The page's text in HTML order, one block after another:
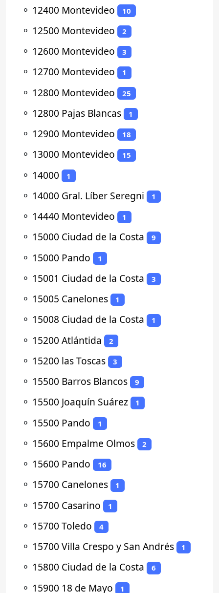
⚬ 12400 Montevideo 10
⚬ 12500 Montevideo 2
⚬ 12600 Montevideo 3
⚬ 12700 Montevideo 1
⚬ 12800 Montevideo 25
⚬ 12800 Pajas Blancas 1
⚬ 12900 Montevideo 18
⚬ 13000 Montevideo 15
⚬ 14000 1
⚬ 14000 Gral. Líber Seregni 1
⚬ 14440 Montevideo 1
⚬ 15000 Ciudad de la Costa 9
⚬ 15000 Pando 1
⚬ 15001 Ciudad de la Costa 3
⚬ 15005 Canelones 1
⚬ 15008 Ciudad de la Costa 1
⚬ 15200 Atlántida 2
⚬ 15200 las Toscas 3
⚬ 15500 Barros Blancos 9
⚬ 15500 Joaquín Suárez 1
⚬ 15500 Pando 1
⚬ 15600 Empalme Olmos 2
⚬ 15600 Pando 16
⚬ 15700 Canelones 1
⚬ 15700 Casarino 1
⚬ 15700 Toledo 4
⚬ 15700 Villa Crespo y San Andrés 1
⚬ 15800 Ciudad de la Costa 6
⚬ 15900 18 de Mayo 1